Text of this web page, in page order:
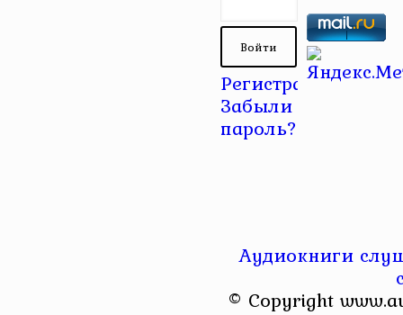
Регистрация |
Забыли
пароль?
Аудиокниги
© Copyright